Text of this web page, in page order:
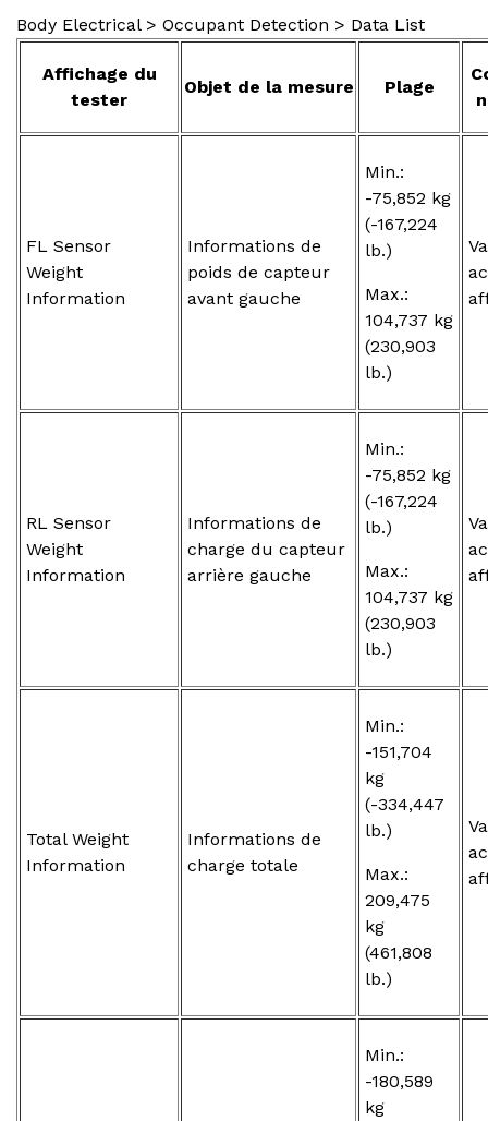
Body Electrical > Occupant Detection > Data List
Affichage du
tester
Objet de la mesure Plage
FL Sensor
Weight
Information
Informations de
poids de capteur
avant gauche
Min.:
-75,852 kg
(-167,224
lb.)
Max.:
104,737 kg
(230,903
lb.)
RL Sensor
Weight
Information
Informations de
charge du capteur
arrière gauche
Min.:
-75,852 kg
(-167,224
lb.)
Max.:
104,737 kg
(230,903
lb.)
Total Weight
Information
Informations de
charge totale
Min.:
-151,704
kg
(-334,447
lb.)
Max.:
209,475
kg
(461,808
lb.)
Min.:
-180,589
kg